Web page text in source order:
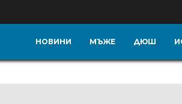
НОВИНИ МЪЖЕ ДЮШ